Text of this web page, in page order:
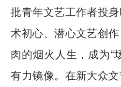
批青年文艺工作者投
术初心、潜心文艺创
肉的烟火人生，成为“
有力镜像。在新大众